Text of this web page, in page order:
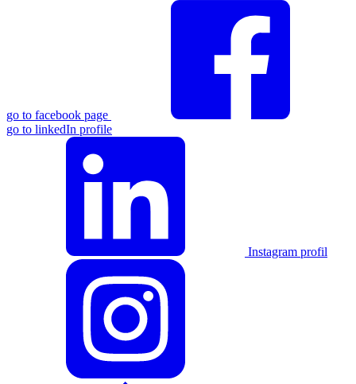
go to facebook page
go to linkedIn profile
Instagram profil